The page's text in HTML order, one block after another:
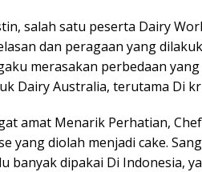
salah satu peserta Dairy
dan peragaan yang
merasakan perbedaan
Dairy Australia, terutama Di
amat Menarik Perhatian,
yang diolah menjadi cake.
banyak dipakai Di Indonesia,